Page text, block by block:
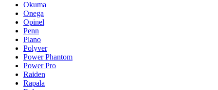
Okuma
Onega
Opinel
Penn
Plano
Polyver
Power Phantom
Power Pro
Raiden
Rapala